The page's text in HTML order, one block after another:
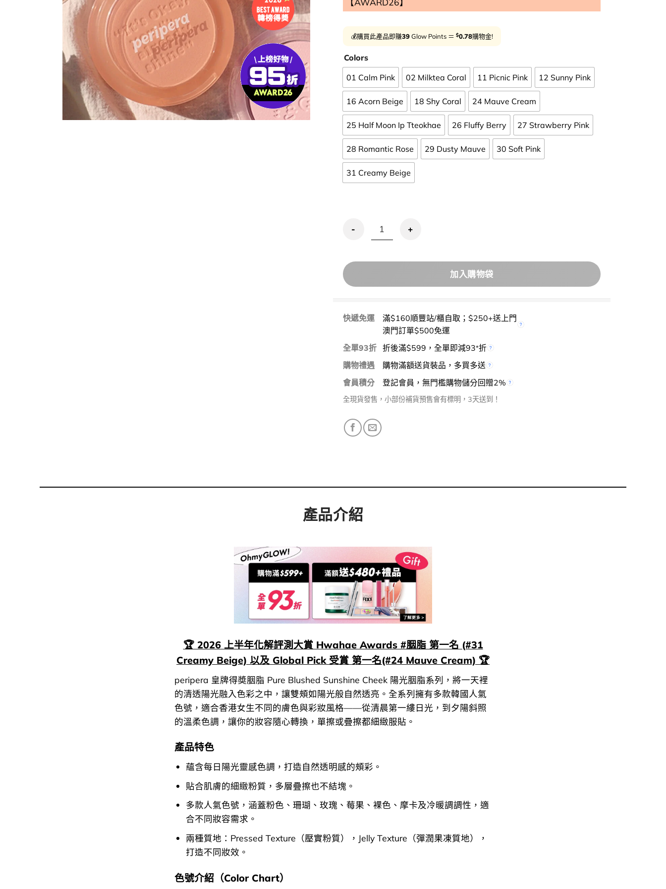
💰購買此產品即賺39Glow Points ＝ $0.78購物金!
Colors
01 Calm Pink 02 Milktea Coral 11 Picnic Pink 12 Sunny Pink
16 Acorn Beige 18 Shy Coral 24 Mauve Cream
25 Half Moon Ip Tteokhae 26 Fluffy Berry 27 Strawberry Pink
28 Romantic Rose 29 Dusty Mauve 30 Soft Pink
31 Creamy Beige
優惠碼再95折!＼太妍私下愛用胭脂／🏆化解 peripera Pure Blushed Sunshine Cheek
加入購物袋
快遞免運
滿$160順豐站/櫃自取；$250+送上門
澳門訂單$500免運
全單93折 折後滿$599，全單即減93*折
購物禮遇
購物滿額送貨裝品，多買多送
會員積分
登記會員，無門檻購物儲分回贈2%
全現貨發售，小部份補貨預售會有標明，3天送到！
產品介紹
🏆 2026 上半年化解評測大賞 Hwahae Awards #胭脂 第一名 (#31
Creamy Beige) 以及 Global Pick 受賞 第一名(#24 Mauve Cream) 🏆
peripera 皇牌得奬胭脂 Pure Blushed Sunshine Cheek 陽光胭脂系列，將一天裡
的清透陽光融入色彩之中，讓雙頰如陽光般自然透亮。全系列擁有多款韓國人氣
色號，適合香港女生不同的膚色與彩妝風格——從清晨第一縷日光，到夕陽斜照
的溫柔色調，讓你的妝容隨心轉換，單擦或疊擦都細緻服貼。
產品特色
蘊含每日陽光靈感色調，打造自然透明感的頰彩。
貼合肌膚的細緻粉質，多層疊擦也不結塊。
多款人氣色號，涵蓋粉色、珊瑚、玫瑰、莓果、裸色、摩卡及冷暖調調性，適
合不同妝容需求。
兩種質地：Pressed Texture（壓實粉質），Jelly Texture（彈潤果凍質地），
打造不同妝效。
色號介紹（Color Chart）